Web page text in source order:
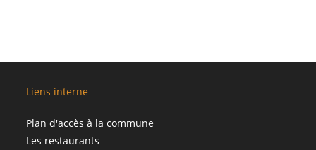
Liens interne
Plan d'accès à la commune
Les restaurants